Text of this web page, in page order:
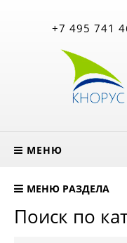
+7 495 741
МЕНЮ
МЕНЮ РАЗДЕЛА
Поиск по